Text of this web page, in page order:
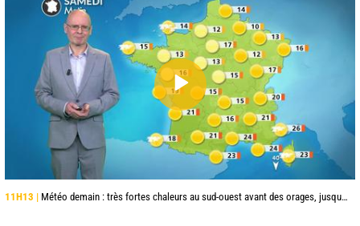
11H13 | Météo demain : très fortes chaleurs au sud-ouest avant des orages, jusqu'à 39°C